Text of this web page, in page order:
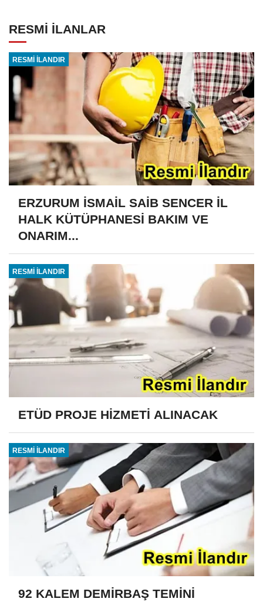
RESMİ İLANLAR
RESMİ İLANDIR
ERZURUM İSMAİL SAİB SENCER İL
HALK KÜTÜPHANESİ BAKIM VE
ONARIM...
RESMİ İLANDIR
ETÜD PROJE HİZMETİ ALINACAK
RESMİ İLANDIR
92 KALEM DEMİRBAŞ TEMİNİ